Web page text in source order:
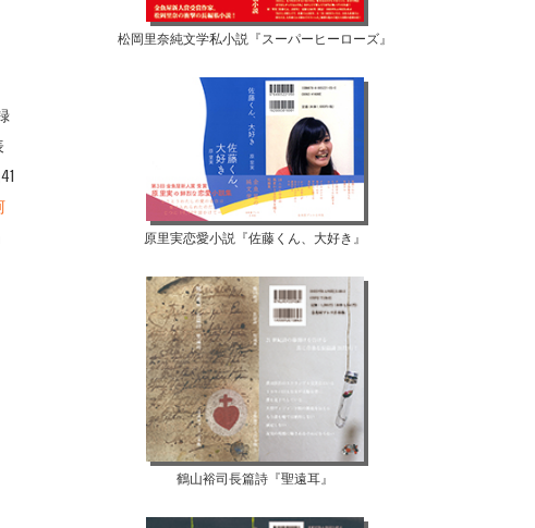
松岡里奈純文学私小説『スーパーヒーローズ』
原里実恋愛小説『佐藤くん、大好き』
鶴山裕司長篇詩『聖遠耳』